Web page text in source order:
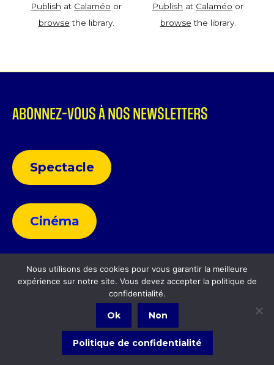
Publish at Calaméo or
browse the library.
Publish at Calaméo or
browse the library.
ABONNEZ-VOUS À NOS NEWSLETTERS
Spectacle
Cinéma
Politique de confidentialité
Nous utilisons des cookies pour vous garantir la meilleure
expérience sur notre site. Vous devez accepter la politique de
confidentialité.
Ok Non
Politique de confidentialité